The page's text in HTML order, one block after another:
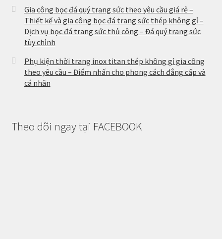
Gia công bọc đá quý trang sức theo yêu cầu giá rẻ –
Thiết kế và gia công bọc đá trang sức thép không gỉ –
Dịch vụ bọc đá trang sức thủ công – Đá quý trang sức
tùy chỉnh
Phụ kiện thời trang inox titan thép không gỉ gia công
theo yêu cầu – Điểm nhấn cho phong cách đẳng cấp và
cá nhân
Theo dõi ngay tại FACEBOOK